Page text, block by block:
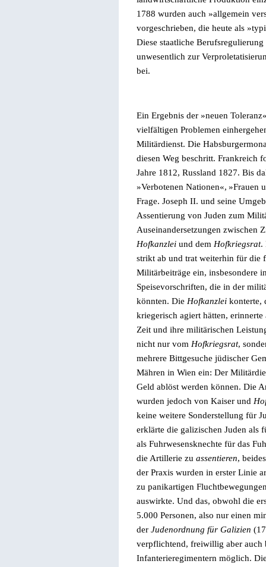
1788 wurden auch »allgemein
vorgeschrieben, die heute als »
Diese staatliche
unwesentlich zur
bei.
Ein Ergebnis der »neuen Toleranz
vielfältigen Problemen
Militärdienst. Die
diesen Weg beschritt. Frankreich
Jahre 1812, Russland 1827. Bis
»Verbotenen Nationen«, »Frauen
Frage. Joseph II. und seine
Assentierung von Juden zum
Auseinandersetzungen zwischen
Hofkanzlei und dem Hofkriegsrat.
strikt ab und trat weiterhin für die
Militärbeiträge ein, insbesondere
Speisevorschriften, die in der
könnten. Die Hofkanzlei konterte,
kriegerisch agiert hätten,
Zeit und ihre militärischen
nicht nur vom Hofkriegsrat,
mehrere Bittgesuche jüdischer
Mähren in Wien ein: Der
Geld ablöst werden können. Die
wurden jedoch von Kaiser und
keine weitere Sonderstellung für
erklärte die galizischen Juden als
als Fuhrwesensknechte für das
die Artillerie zu assentieren,
der Praxis wurden in erster Linie
zu panikartigen
auswirkte. Und das, obwohl die
5.000 Personen, also nur einen
der Judenordnung für Galizien
verpflichtend, freiwillig aber auch
Infanterieregimentern möglich.